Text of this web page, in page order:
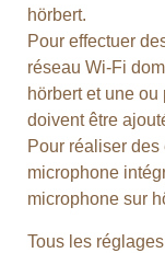
hörbert.
Pour effectuer
réseau Wi-Fi
hörbert et une
doivent être
Pour réaliser
microphone
microphone sur
Tous les